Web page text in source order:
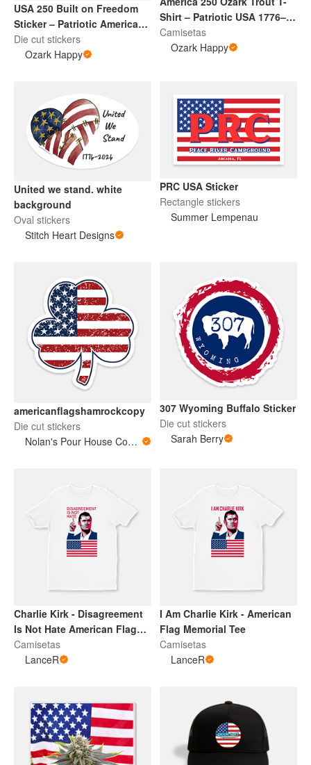
USA 250 Built on Freedom
Sticker – Patriotic America
1776–2026
Die cut stickers
Ozark Happy
Shirt – Patriotic USA 1776–
2026
Camisetas
Ozark Happy
United we stand. white
background
Oval stickers
Stitch Heart Designs
PRC USA Sticker
Rectangle stickers
Summer Lempenau
americanflagshamrockcopy
Die cut stickers
Nolan's Pour House Coffee Co.
307 Wyoming Buffalo Sticker
Die cut stickers
Sarah Berry
Charlie Kirk - Disagreement
Is Not Hate American Flag
Tee
Camisetas
LanceR
I Am Charlie Kirk - American
Flag Memorial Tee
Camisetas
LanceR